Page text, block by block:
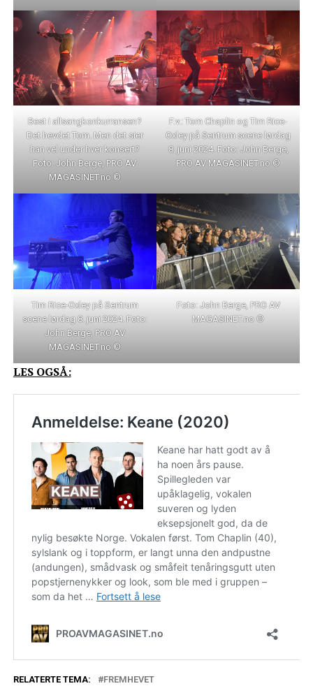
Best i allsangkonkurransen?
Det hevdet Tom. Men det sier
han vel under hver konsert?
Foto: John Berge, PRO AV
MAGASINET.no ©
F.v.: Tom Chaplin og Tim Rice-
Oxley på Sentrum scene lørdag
8. juni 2024. Foto: John Berge,
PRO AV MAGASINET.no ©
Tim Rice-Oxley på Sentrum
scene lørdag 8. juni 2024. Foto:
John Berge, PRO AV
MAGASINET.no ©
Foto: John Berge, PRO AV
MAGASINET.no ©
LES OGSÅ:
RELATERTE TEMA: FREMHEVET